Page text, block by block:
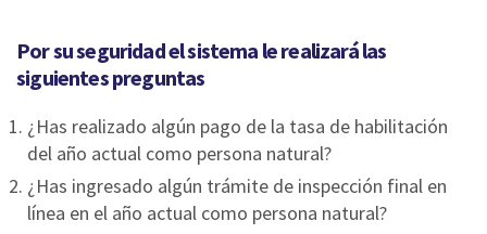
Por su seguridad el sistema le realizará las
siguientes preguntas
¿Has realizado algún pago de la tasa de habilitación
del año actual como persona natural?
¿Has ingresado algún trámite de inspección final en
línea en el año actual como persona natural?